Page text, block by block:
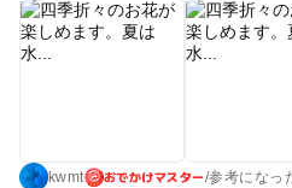
合遊具や小さな滑り台、砂場など
しめます。オムツ台もありました
kwmt おでかけマスター/参考に なっ